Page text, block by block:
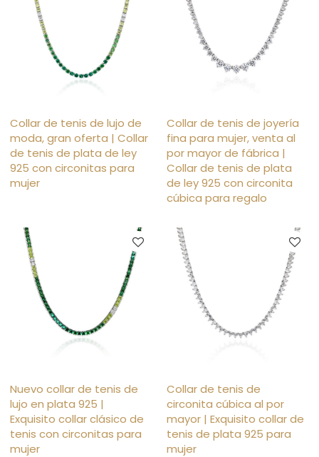
Collar de tenis de lujo de
moda, gran oferta | Collar
de tenis de plata de ley
925 con circonitas para
mujer
Collar de tenis de joyería
fina para mujer, venta al
por mayor de fábrica |
Collar de tenis de plata
de ley 925 con circonita
cúbica para regalo
Nuevo collar de tenis de
lujo en plata 925 |
Exquisito collar clásico de
tenis con circonitas para
mujer
Collar de tenis de
circonita cúbica al por
mayor | Exquisito collar de
tenis de plata 925 para
mujer